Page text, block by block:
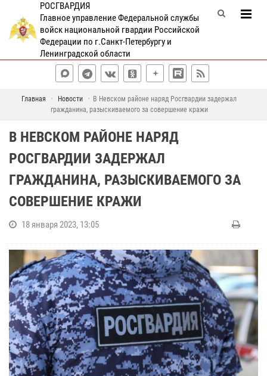
РОСГВАРДИЯ
Главное управление Федеральной службы
войск национальной гвардии Российской
Федерации по г.Санкт-Петербургу и
Ленинградской области
Главная Новости
В Невском районе наряд Росгвардии задержал
гражданина, разыскиваемого за совершение кражи
В НЕВСКОМ РАЙОНЕ НАРЯД
РОСГВАРДИИ ЗАДЕРЖАЛ
ГРАЖДАНИНА, РАЗЫСКИВАЕМОГО ЗА
СОВЕРШЕНИЕ КРАЖИ
18 января 2023, 13:05